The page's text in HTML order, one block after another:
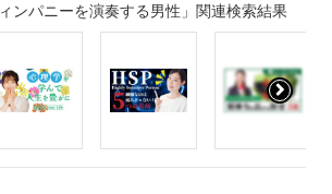
ンパニーを演奏する男性」関連検索結果